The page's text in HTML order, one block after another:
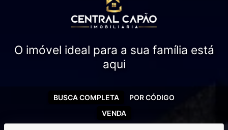
O imóvel ideal para a sua família está
aqui
VENDA
BUSCA COMPLETA POR CÓDIGO